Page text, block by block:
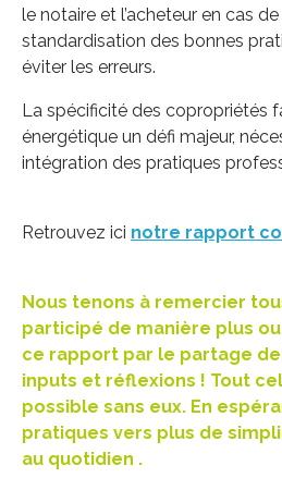
le notaire et l’acheteur en cas
standardisation des bonnes
éviter les erreurs.
La spécificité des copropriétés
énergétique un défi majeur,
intégration des pratiques
Retrouvez ici notre rapport
Nous tenons à remercier
participé de manière plus
ce rapport par le partage
inputs et réflexions ! Tout
possible sans eux. En
pratiques vers plus de
au quotidien .